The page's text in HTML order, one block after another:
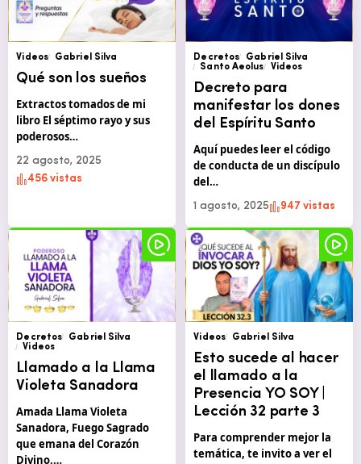
Videos Gabriel Silva
Qué son los sueños
Extractos tomados de mi
libro El séptimo rayo y sus
poderosos…
22 agosto, 2025
456 vistas
Decretos
Gabriel Silva
Santo Aeolus
Videos
Decreto para
manifestar los dones
del Espíritu Santo
Aquí puedes leer el código
de conducta de un discípulo
del…
1 agosto, 2025 947 vistas
Decretos
Gabriel Silva
Videos
Llamado a la Llama
Violeta Sanadora
Amada Llama Violeta
Sanadora, Fuego Sagrado
que emana del Corazón
Divino,…
Videos Gabriel Silva
Esto sucede al hacer
el llamado a la
Presencia YO SOY |
Lección 32 parte 3
Para comprender mejor la
temática, te invito a ver el